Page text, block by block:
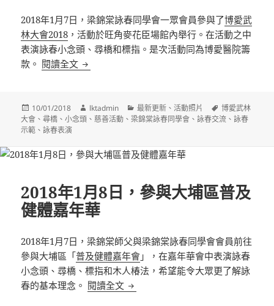
2018年1月7日，梁錦棠詠春同學會一眾會員參與了博愛武
林大會2018 ，活動於旺角麥花臣場館內舉行。在活動之中
表演詠春小念頭、尋橋和標指。是次活動同為博愛醫院籌
款。 閱讀全文 2018年1月7日，參加博愛武林大會表演詠春
發
佈
日
10/01/2018
作
者
lktadmin
分
類
最新更新 、活動照片
標
籤
博愛武林
大會 、尋橋 、小念頭 、慈善活動 、梁錦棠詠春同學會 、詠春交流 、詠春
示範 、詠春表演
2018年1月8日，參與大埔區普及
健體嘉年華
2018年1月7日，梁錦棠師父與梁錦棠詠春同學會會員前往
參與大埔區「普及健體嘉年會 」，在嘉年華會中表演詠春
小念頭、尋橋、標指和木人椿法，希望能令大眾更了解詠
春的基本理念。 閱讀全文 2018年1月8日，參與大埔區普及健